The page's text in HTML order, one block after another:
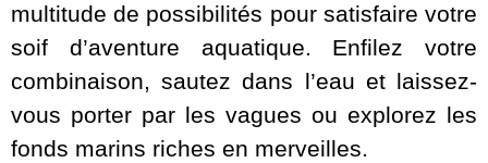
multitude de possibilités pour satisfaire votre
soif d’aventure aquatique. Enfilez votre
combinaison, sautez dans l’eau et laissez-
vous porter par les vagues ou explorez les
fonds marins riches en merveilles.